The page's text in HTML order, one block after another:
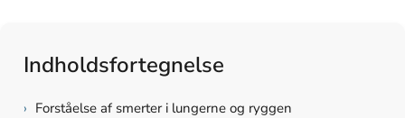
Indholdsfortegnelse
› Forståelse af smerter i lungerne og ryggen